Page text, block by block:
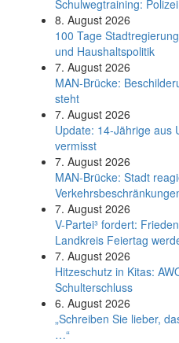
Schul­weg­trai­ning:
8. August 2026
100 Tage
und Haushaltspolitik
7. August 2026
MAN-Brücke:
steht
7. August 2026
Update: 14-Jährige aus
vermisst
7. August 2026
MAN-Brücke: Stadt
7. August 2026
V-Partei­³ fordert:
Land­kreis Feier­tag
7. August 2026
Hitzeschutz in Kitas:
Schulterschluss
6. August 2026
„Schreiben Sie lieber,
…“